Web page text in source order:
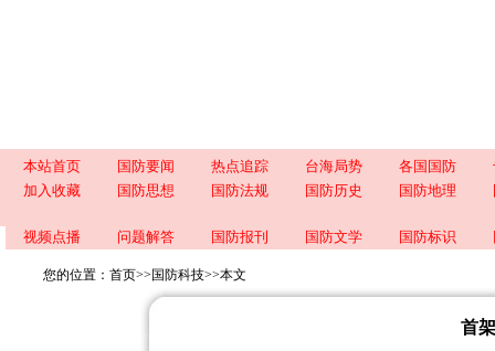
本站首页 国防要闻 热点追踪 台海局势 各国国防
加入收藏
国防思想 国防法规 国防历史 国防地理
视频点播 问题解答 国防报刊 国防文学 国防标识
您的位置： 首页>> 国防科技>>本文
首